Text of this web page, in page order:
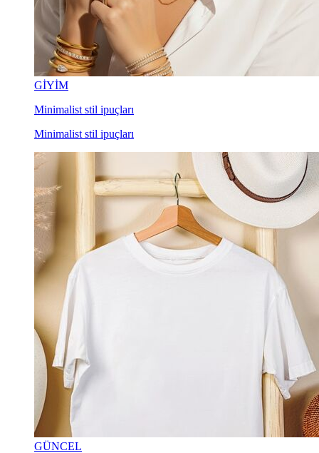
GİYİM
Minimalist stil ipuçları
Minimalist stil ipuçları
GÜNCEL